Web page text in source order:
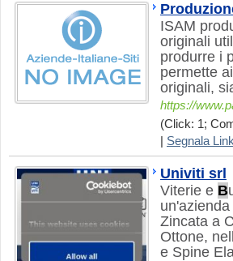
ISAM
originali
produrre i
permette
originali,
https://
(Click: 1;
Segnala
Univiti srl
Viterie e B
Zincata a
Ottone,
e Spine